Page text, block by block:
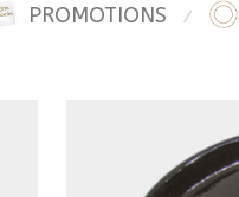
PROMOTIONS ⁄